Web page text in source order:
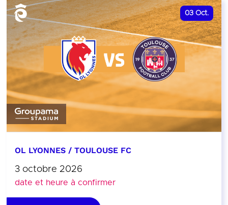
03 Oct.
OL LYONNES / TOULOUSE FC
3 octobre 2026
date et heure à confirmer